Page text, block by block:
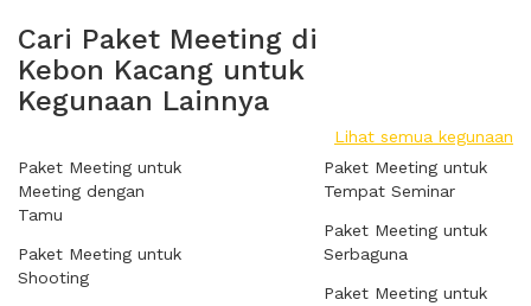
Cari Paket Meeting di
Kebon Kacang untuk
Kegunaan Lainnya
Lihat semua kegunaan
Paket Meeting untuk
Meeting dengan
Tamu
Paket Meeting untuk
Shooting
Paket Meeting untuk
Tempat Seminar
Paket Meeting untuk
Serbaguna
Paket Meeting untuk